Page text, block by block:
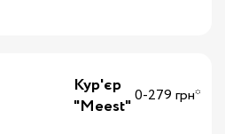
Кур'єр
"Meest"0-279 грн*